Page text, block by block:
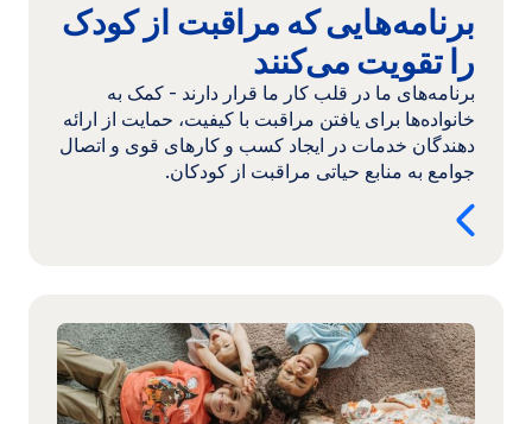
برنامه‌هایی که مراقبت از کودک
را تقویت می‌کنند
برنامه‌های ما در قلب کار ما قرار دارند - کمک به
خانواده‌ها برای یافتن مراقبت با کیفیت، حمایت از ارائه
دهندگان خدمات در ایجاد کسب و کارهای قوی و اتصال
جوامع به منابع حیاتی مراقبت از کودکان.
مطلب:
جمع‌آوری
کمک‌های
مالی